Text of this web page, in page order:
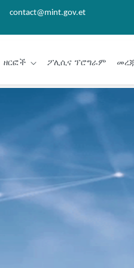
contact@mint.gov.et
ዘርፎች ፖሊሲና ፕሮግራም